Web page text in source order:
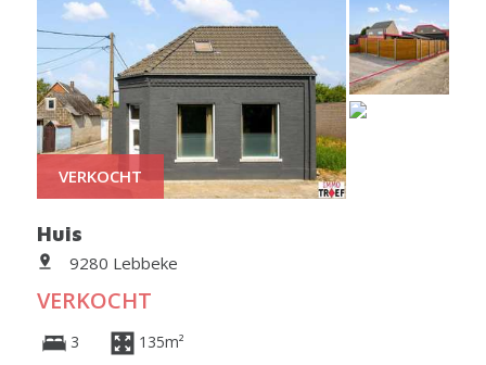
VERKOCHT
Huis
9280 Lebbeke
VERKOCHT
3 135m²